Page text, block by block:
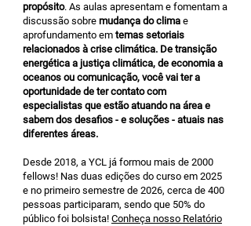
propósito. ​ As aulas apresentam e fomentam a
discussão sobre mudança do clima e
aprofundamento em temas setoriais
relacionados à crise climática. De transição
energética a justiça climática, de economia a
oceanos ou comunicação, você vai ter a
oportunidade de ter contato com
especialistas que estão atuando na área e
sabem dos desafios - e soluções - atuais nas
diferentes áreas.
Desde 2018, a YCL já formou mais de 2000
fellows! Nas duas edições do curso em 2025
e no primeiro semestre de 2026, cerca de 400
pessoas participaram, sendo que 50% do
público foi bolsista! Conheça nosso Relatório